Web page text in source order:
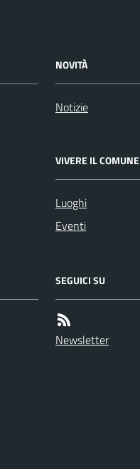
NOVITÀ
Notizie
VIVERE IL COMUNE
Luoghi
Eventi
SEGUICI SU
Newsletter